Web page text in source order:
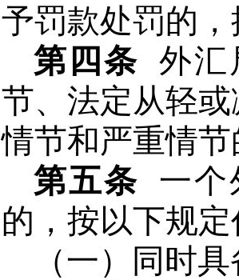
予罚款处罚的
第四条 外汇
节、法定从轻
情节和严重情
第五条
一个
的，按以下规
（一）同时